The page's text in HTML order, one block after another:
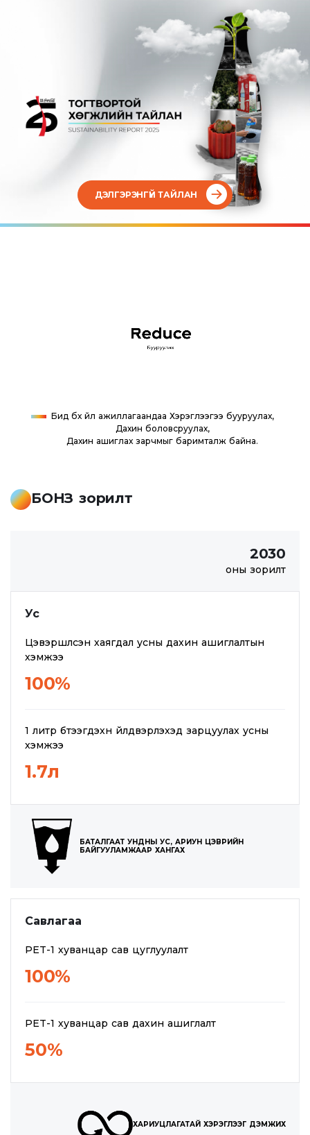
ДЭЛГЭРЭНГҮЙ ТАЙЛАН
Бид бүх үйл ажиллагаандаа Хэрэглээгээ бууруулах,
Дахин боловсруулах,
Дахин ашиглах зарчмыг баримталж байна.
БОНЗ зорилт
2030
оны зорилт
Ус
Цэвэршүүлсэн хаягдал усны дахин ашиглалтын
хэмжээ
100%
1 литр бүтээгдэхүүн үйлдвэрлэхэд зарцуулах усны
хэмжээ
1.7л
БАТАЛГААТ УНДНЫ УС, АРИУН ЦЭВРИЙН
БАЙГУУЛАМЖААР ХАНГАХ
Савлагаа
PET-1 хуванцар сав цуглуулалт
100%
PET-1 хуванцар сав дахин ашиглалт
50%
ХАРИУЦЛАГАТАЙ ХЭРЭГЛЭЭГ ДЭМЖИХ